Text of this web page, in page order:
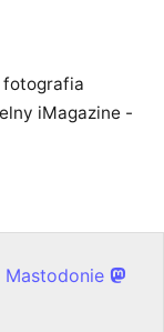
fotografia
iMagazine -
Mastodonie